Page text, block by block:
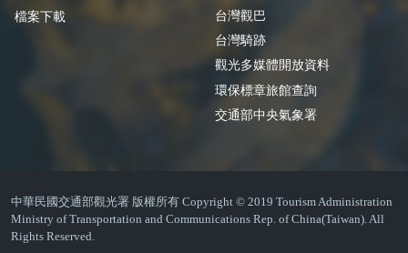
檔案下載
台灣觀巴
台灣騎跡
觀光多媒體開放資料
環保標章旅館查詢
交通部中央氣象署
中華民國交通部觀光署 版權所有 Copyright © 2019 Tourism Administration
Ministry of Transportation and Communications Rep. of China(Taiwan). All
Rights Reserved.